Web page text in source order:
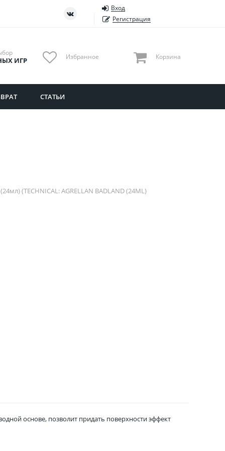
Тюменская область
Ульяновская область
Вход
Регистрация
ИГР Избранное Корзина
СТАТЬИ
(TECHNICAL: AGRELLAN BADLAND (24ML)
основе, позволит придать поверхности эффект